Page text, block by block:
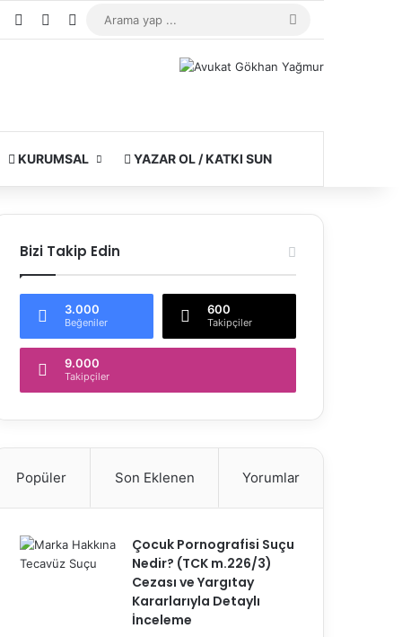
Kayıt OlRastgele Makale
Kenar Bölmesi
KURUMSAL YAZAR OL / KATKI SUN
Bizi Takip Edin
3.000
Beğeniler
600
Takipçiler
9.000
Takipçiler
Popüler Son Eklenen Yorumlar
Çocuk Pornografisi Suçu
Nedir? (TCK m.226/3)
Cezası ve Yargıtay
Kararlarıyla Detaylı
İnceleme